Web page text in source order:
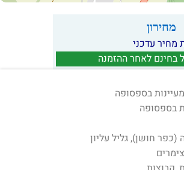
מחירון
מחיר עדכני
בחינם לאחר ההזמנה
בספסופה
בספסופה
(כפר חושן), גליל עליון